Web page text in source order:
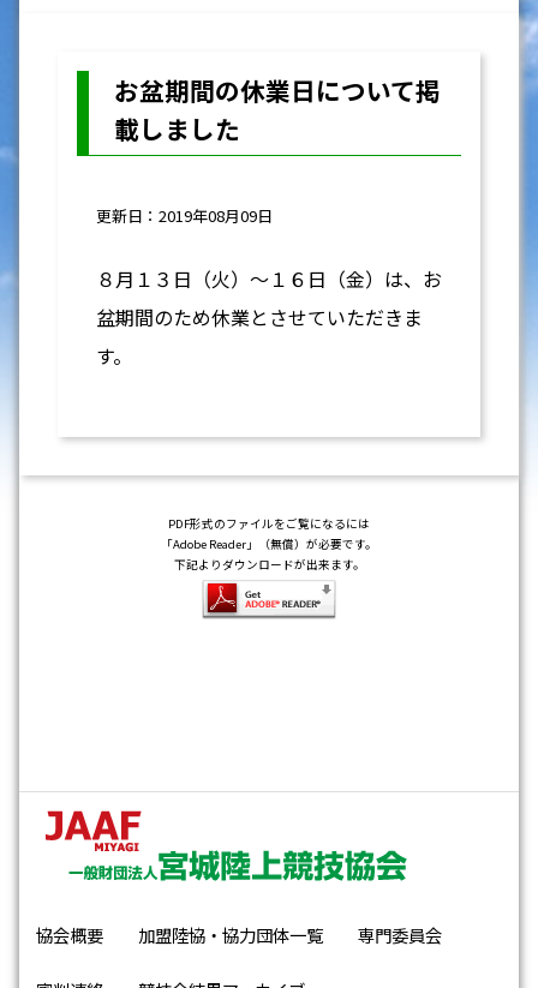
お盆期間の休業日について掲
載しました
更新日：2019年08月09日
８月１３日（火）～１６日（金）は、お
盆期間のため休業とさせていただきま
す。
PDF形式のファイルをご覧になるには
「Adobe Reader」（無償）が必要です。
下記よりダウンロードが出来ます。
協会概要 加盟陸協・協力団体一覧 専門委員会